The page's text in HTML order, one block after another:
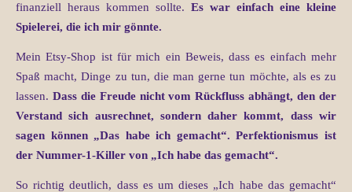
finanziell heraus kommen sollte. Es war einfach eine kleine
Spielerei, die ich mir gönnte.
Mein Etsy-Shop ist für mich ein Beweis, dass es einfach mehr
Spaß macht, Dinge zu tun, die man gerne tun möchte, als es zu
lassen. Dass die Freude nicht vom Rückfluss abhängt, den der
Verstand sich ausrechnet, sondern daher kommt, dass wir
sagen können „Das habe ich gemacht“. Perfektionismus ist
der Nummer-1-Killer von „Ich habe das gemacht“.
So richtig deutlich, dass es um dieses „Ich habe das gemacht“